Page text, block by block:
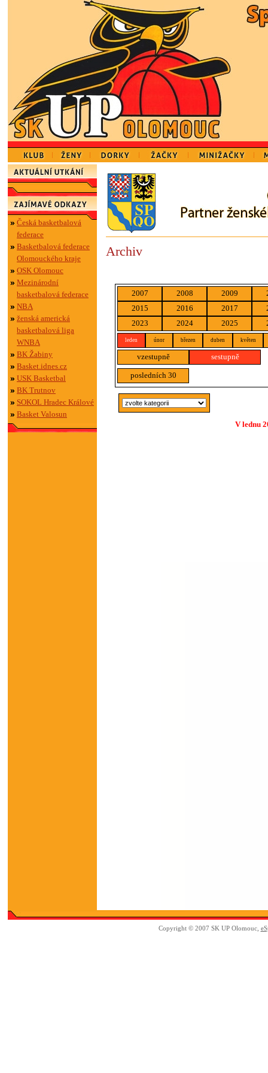
Česká basketbalová
federace
Basketbalová federace
Olomouckého kraje
OSK Olomouc
Mezinárodní
basketbalová federace
NBA
ženská americká
basketbalová liga
WNBA
BK Žabiny
Basket.idnes.cz
USK Basketbal
BK Trutnov
SOKOL Hradec Králové
Basket Valosun
Archiv
2007 2008 2009
2015
2016 2017
2023
2024 2025
leden únor březen duben květen
vzestupně sestupně
posledních 30
V lednu
Copyright © 2007 SK UP Olomouc,